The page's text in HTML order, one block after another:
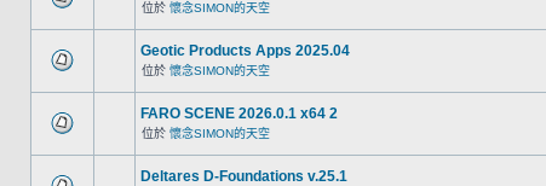
位於 懷念SIMON的天空
Geotic Products Apps 2025.04
位於 懷念SIMON的天空
FARO SCENE 2026.0.1 x64 2
位於 懷念SIMON的天空
Deltares D-Foundations v.25.1